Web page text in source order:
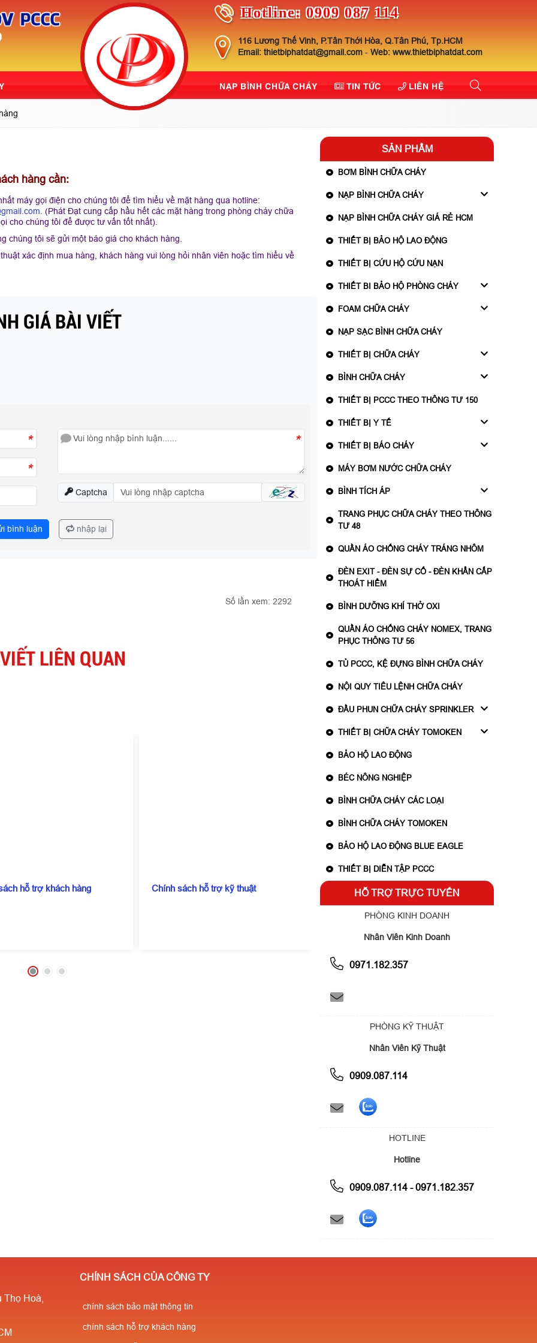
Hotline: 0909 087 114
116 Lương Thế Vinh, P.Tân Thới Hòa, Q.Tân Phú, Tp.HCM
Email: thietbiphatdat@gmail.com- Web: www.thietbiphatdat.com
NẠP BÌNH CHỮA CHÁY TIN TỨC LIÊN HỆ
hàng cần:
máy gọi điện cho chúng tôi để tìm hiểu về mặt hàng qua hotline:
. (Phát Đạt cung cấp hầu hết các mặt hàng trong phòng cháy chữa
cho chúng tôi để được tư vấn tốt nhất).
chúng tôi sẽ gửi một báo giá cho khách hàng.
xác định mua hàng, khách hàng vui lòng hỏi nhân viên hoặc tìm hiểu về
GIÁ BÀI VIẾT
*
*
*
Captcha
bình luận nhập lại
Số lần xem: 2292
LIÊN QUAN
hỗ trợ khách hàng Chính sách hỗ trợ kỹ thuật Chính sách vận chuyển, giao nhận
SẢN PHẨM
BƠM BÌNH CHỮA CHÁY
NẠP BÌNH CHỮA CHÁY
NẠP BÌNH CHỮA CHÁY GIÁ RẺ HCM
THIẾT BỊ BẢO HỘ LAO ĐỘNG
THIẾT BỊ CỨU HỘ CỨU NẠN
THIẾT BI BẢO HỘ PHÒNG CHÁY
FOAM CHỮA CHÁY
NẠP SẠC BÌNH CHỮA CHÁY
THIẾT BỊ CHỮA CHÁY
BÌNH CHỮA CHÁY
THIẾT BỊ PCCC THEO THÔNG TƯ 150
THIẾT BỊ Y TẾ
THIẾT BỊ BÁO CHÁY
MÁY BƠM NƯỚC CHỮA CHÁY
BÌNH TÍCH ÁP
TRANG PHỤC CHỮA CHÁY THEO THÔNG
TƯ 48
QUẦN ÁO CHỐNG CHÁY TRÁNG NHÔM
ĐÈN EXIT - ĐÈN SỰ CỐ - ĐÈN KHẨN CẤP
THOÁT HIỂM
BÌNH DƯỠNG KHÍ THỞ OXI
QUẦN ÁO CHỐNG CHÁY NOMEX, TRANG
PHỤC THÔNG TƯ 56
TỦ PCCC, KỆ ĐỰNG BÌNH CHỮA CHÁY
NỘI QUY TIÊU LỆNH CHỮA CHÁY
ĐẦU PHUN CHỮA CHÁY SPRINKLER
THIẾT BỊ CHỮA CHÁY TOMOKEN
BẢO HỘ LAO ĐỘNG
BÉC NÔNG NGHIỆP
BÌNH CHỮA CHÁY CÁC LOẠI
BÌNH CHỮA CHÁY TOMOKEN
BẢO HỘ LAO ĐỘNG BLUE EAGLE
THIẾT BỊ DIỄN TẬP PCCC
HỖ TRỢ TRỰC TUYẾN
PHÒNG KINH DOANH
Nhân Viên Kinh Doanh
0971.182.357
PHÒNG KỸ THUẬT
Nhân Viên Kỹ Thuật
0909.087.114
HOTLINE
Hotline
0909.087.114 - 0971.182.357
Hoà,
CHÍNH SÁCH CỦA CÔNG TY
chính sách bảo mật thông tin
chính sách hỗ trợ khách hàng